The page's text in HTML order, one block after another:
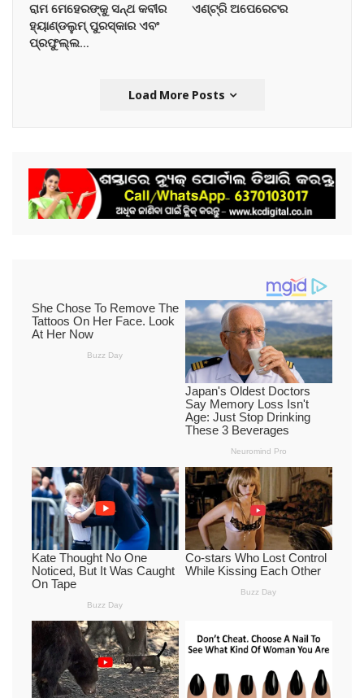
ରାମ ମେହେରଙ୍କୁ ସନ୍ଥ କବୀର
ହ୍ୟାଣ୍ଡଲୁମ୍ ପୁରସ୍କାର ଏବଂ
ପ୍ରଫୁଲ୍ଲ…
ଏଣ୍ଟ୍ରି ଅପେରେଟର
Load More Posts